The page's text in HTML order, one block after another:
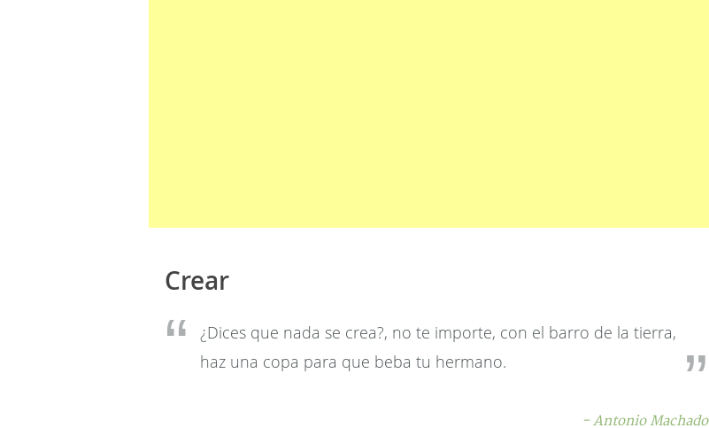
Crear
¿Dices que nada se crea?, no te importe, con el barro de la tierra,
haz una copa para que beba tu hermano.
- Antonio Machado